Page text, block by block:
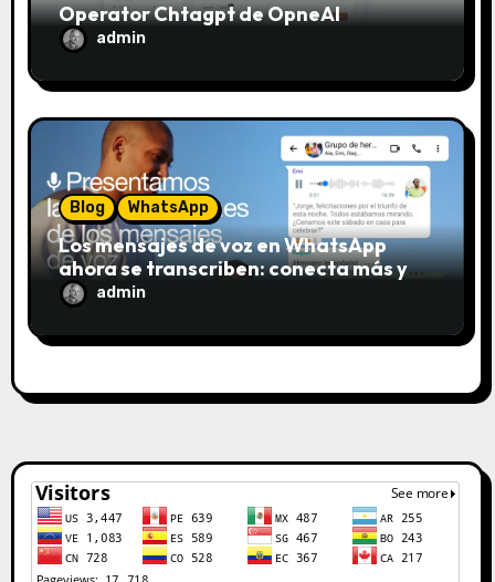
aOperator Chtagpt de OpneAI
admin
Blog WhatsApp
Los mensajes de voz en WhatsApp
ahora se transcriben: conecta más y
escucha menos
admin